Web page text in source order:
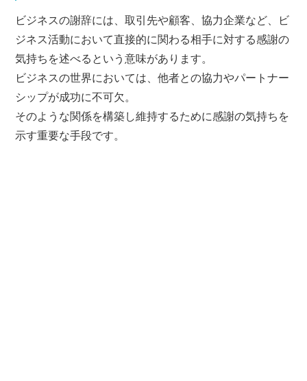
ビジネスの謝辞には、取引先や顧客、協力企業など、ビ
ジネス活動において直接的に関わる相手に対する感謝の
気持ちを述べるという意味があります。
ビジネスの世界においては、他者との協力やパートナー
シップが成功に不可欠。
そのような関係を構築し維持するために感謝の気持ちを
示す重要な手段です。